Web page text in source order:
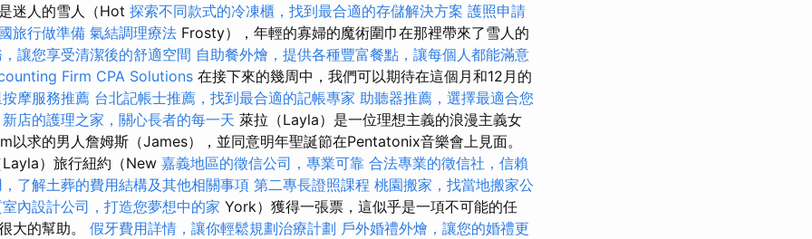
迷人的雪人（Hot 探索不同款式的冷凍櫃，找到最合適的存儲解決方案 護照申請
旅行做準備 氣結調理療法 Frosty），年輕的寡婦的魔術圍巾在那裡帶來了雪人的
讓您享受清潔後的舒適空間 自助餐外燴，提供各種豐富餐點，讓每個人都能滿意
Firm CPA Solutions 在接下來的幾周中，我們可以期待在這個月和12月的
摩服務推薦 台北記帳士推薦，找到最合適的記帳專家 助聽器推薦，選擇最適合您
新店的護理之家，關心長者的每一天 萊拉（Layla）是一位理想主義的浪漫主義女
以求的男人詹姆斯（James），並同意明年聖誕節在Pentatonix音樂會上見面。
）旅行紐約（New 嘉義地區的徵信公司，專業可靠 合法專業的徵信社，信賴
了解土葬的費用結構及其他相關事項 第二專長證照課程 桃園搬家，找當地搬家公
內設計公司，打造您夢想中的家 York）獲得一張票，這似乎是一項不可能的任
大的幫助。 假牙費用詳情，讓你輕鬆規劃治療計劃 戶外婚禮外燴，讓您的婚禮更